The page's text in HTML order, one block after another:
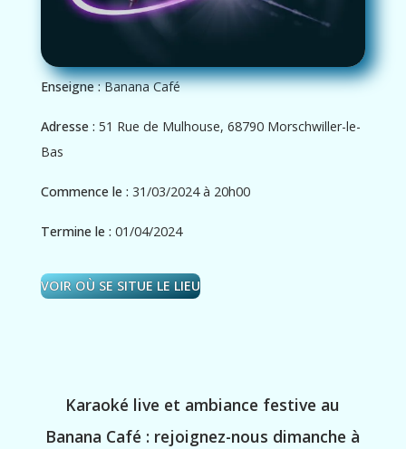
Enseigne :Banana Café
Adresse : 51 Rue de Mulhouse, 68790 Morschwiller-le-
Bas
Commence le : 31/03/2024 à 20h00
Termine le : 01/04/2024
VOIR OÙ SE SITUE LE LIEU
Karaoké live et ambiance festive au
Banana Café : rejoignez-nous dimanche à